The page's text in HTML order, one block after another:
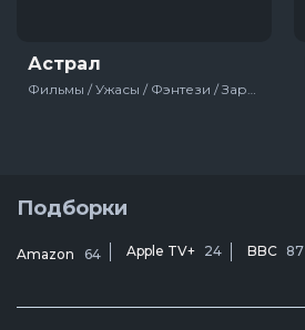
Астрал
Подборки
Amazon 64 Apple TV+ 24 BBC 87